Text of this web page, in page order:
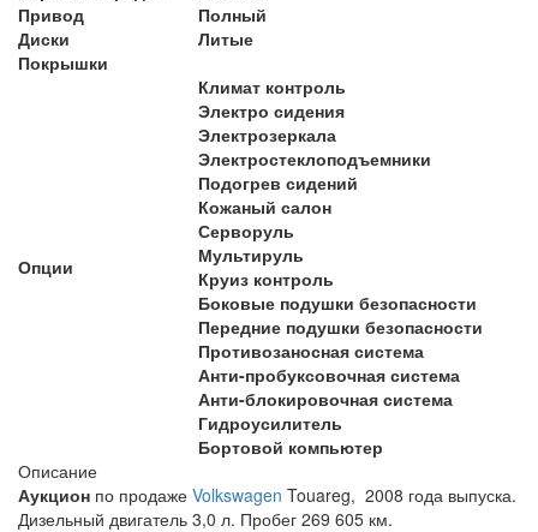
Привод
Полный
Диски
Литые
Покрышки
Опции
Климат контроль
Электро сидения
Электрозеркала
Электростеклоподъемники
Подогрев сидений
Кожаный салон
Серворуль
Мультируль
Круиз контроль
Боковые подушки безопасности
Передние подушки безопасности
Противозаносная система
Анти-пробуксовочная система
Анти-блокировочная система
Гидроусилитель
Бортовой компьютер
Описание
Аукцион по продаже Volkswagen Touareg, 2008 года выпуска.
Дизельный двигатель 3,0 л. Пробег 269 605 км.